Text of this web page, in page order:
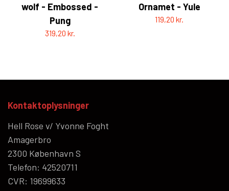
wolf - Embossed -
Pung
319,20 kr.
Ornamet - Yule
119,20 kr.
Kontaktoplysninger
Hell Rose v/ Yvonne Foght
Amagerbro
2300 København S
Telefon: 42520711
CVR: 19699633